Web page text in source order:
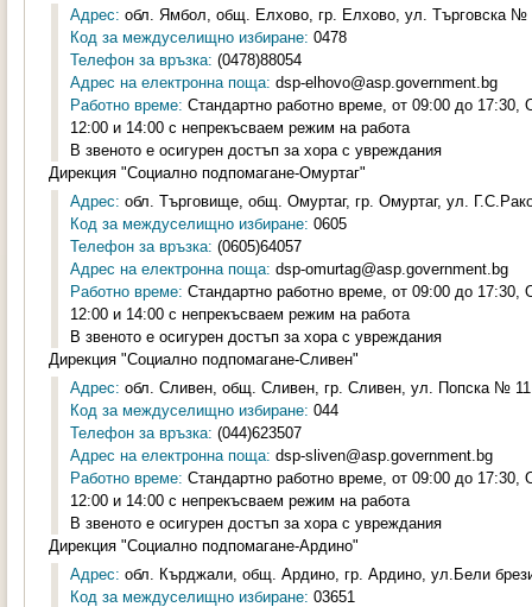
Адрес: обл. Ямбол, общ. Елхово, гр. Елхово, ул. Търговска №
Код за междуселищно избиране: 0478
Телефон за връзка: (0478)88054
Адрес на електронна поща: dsp-elhovo@asp.government.bg
Работно време: Стандартно работно време, от 09:00 до
12:00 и 14:00 с непрекъсваем режим на работа
В звеното е осигурен достъп за хора с увреждания
Дирекция "Социално подпомагане-Омуртаг"
Адрес: обл. Търговище, общ. Омуртаг, гр. Омуртаг, ул.
Код за междуселищно избиране: 0605
Телефон за връзка: (0605)64057
Адрес на електронна поща: dsp-omurtag@asp.government.bg
Работно време: Стандартно работно време, от 09:00 до
12:00 и 14:00 с непрекъсваем режим на работа
В звеното е осигурен достъп за хора с увреждания
Дирекция "Социално подпомагане-Сливен"
Адрес: обл. Сливен, общ. Сливен, гр. Сливен, ул. Попска №
Код за междуселищно избиране: 044
Телефон за връзка: (044)623507
Адрес на електронна поща: dsp-sliven@asp.government.bg
Работно време: Стандартно работно време, от 09:00 до
12:00 и 14:00 с непрекъсваем режим на работа
В звеното е осигурен достъп за хора с увреждания
Дирекция "Социално подпомагане-Ардино"
Адрес: обл. Кърджали, общ. Ардино, гр. Ардино, ул.Бели
Код за междуселищно избиране: 03651